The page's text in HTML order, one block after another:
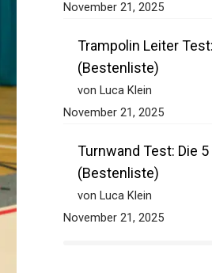
November 21, 2025
Trampolin Leiter
(Bestenliste)
von Luca Klein
November 21, 2025
Turnwand Test: Die 5
(Bestenliste)
von Luca Klein
November 21, 2025